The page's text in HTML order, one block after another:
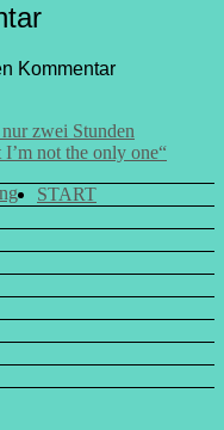
Kommentar
zwei Stunden
I’m not the only one“
START